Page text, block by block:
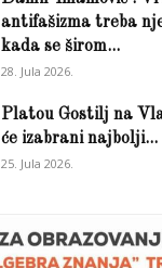
antifašizma treba
kada se širom...
28. Jula 2026.
Platou Gostilj na
će izabrani najbolji...
25. Jula 2026.